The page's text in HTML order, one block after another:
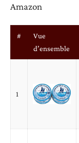
Amazon
#
Vue
d’ensemble
1